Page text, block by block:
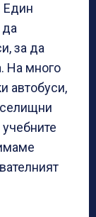
Един
за да
На много
автобуси,